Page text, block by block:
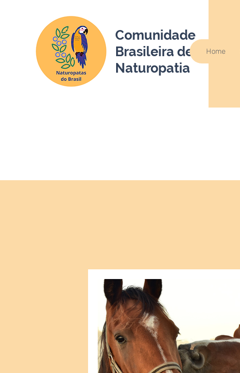
Comunidade
Brasileira de
Naturopatia
Home